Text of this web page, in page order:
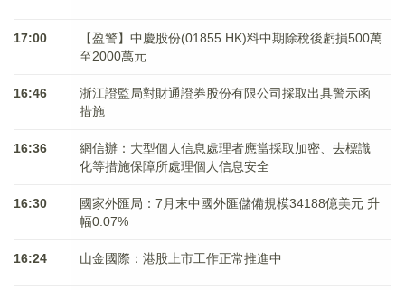
17:00
【盈警】中慶股份(01855.HK)料中期除稅後虧損500萬
至2000萬元
16:46
浙江證監局對財通證券股份有限公司採取出具警示函
措施
16:36
網信辦：大型個人信息處理者應當採取加密、去標識
化等措施保障所處理個人信息安全
16:30
國家外匯局：7月末中國外匯儲備規模34188億美元 升
幅0.07%
16:24 山金國際：港股上市工作正常推進中